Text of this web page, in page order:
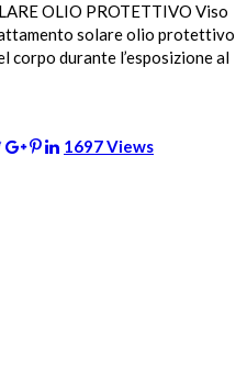
OLIO PROTETTIVO Viso
solare olio protettivo
corpo durante l’esposizione al
1697 Views